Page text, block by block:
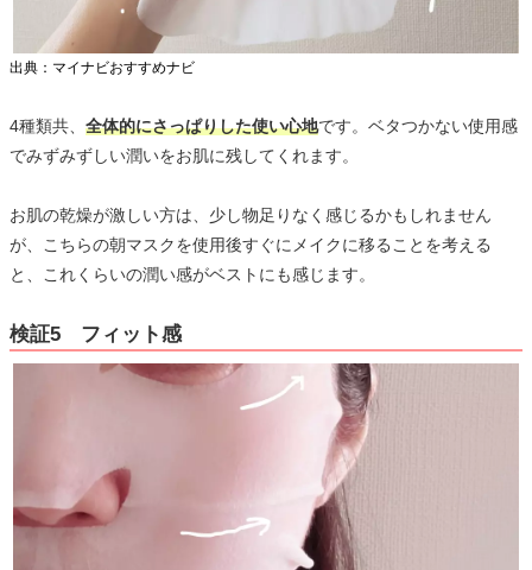
出典：マイナビおすすめナビ
4種類共、 全体的にさっぱりした使い心地です。ベタつかない使用感
でみずみずしい潤いをお肌に残してくれます。
お肌の乾燥が激しい方は、少し物足りなく感じるかもしれません
が、こちらの朝マスクを使用後すぐにメイクに移ることを考える
と、これくらいの潤い感がベストにも感じます。
検証5 フィット感